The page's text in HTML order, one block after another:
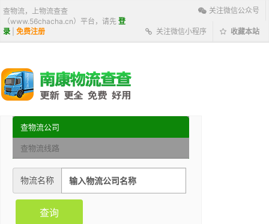
查物流，上物流查查
（www.56chacha.cn）平台，请先 登
录
免费注册
关注微信公众号
关注微信小程序 收藏本站
查物流公司
查物流线路
物流名称